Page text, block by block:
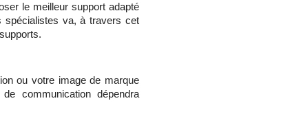
le meilleur support adapté
spécialistes va, à travers cet
ou votre image de marque
communication dépendra